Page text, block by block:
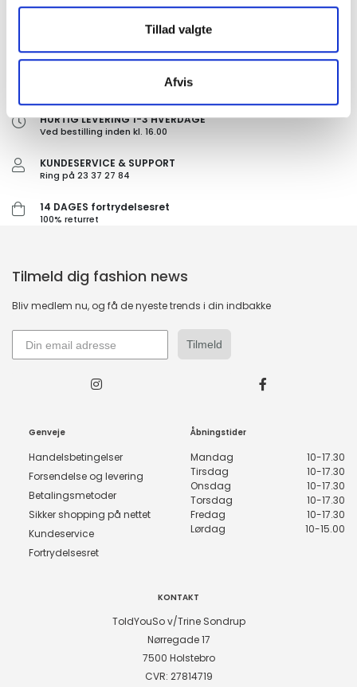
Tillad valgte
Afvis
GRATIS FRAGT PÅ KØB OVER 300,-
På ordre under er fragtprisen 29,-
HURTIG LEVERING 1-3 HVERDAGE
Ved bestilling inden kl. 16.00
KUNDESERVICE & SUPPORT
Ring på 23 37 27 84
14 DAGES fortrydelsesret
100% returret
Tilmeld dig fashion news
Bliv medlem nu, og få de nyeste trends i din indbakke
Tilmeld
Genveje
Handelsbetingelser
Forsendelse og levering
Betalingsmetoder
Sikker shopping på nettet
Kundeservice
Fortrydelsesret
Åbningstider
Mandag
10-17.30
Tirsdag
10-17.30
Onsdag
10-17.30
Torsdag
10-17.30
Fredag
10-17.30
Lørdag
10-15.00
KONTAKT
ToldYouSo v/Trine Sondrup
Nørregade 17
7500 Holstebro
CVR: 27814719